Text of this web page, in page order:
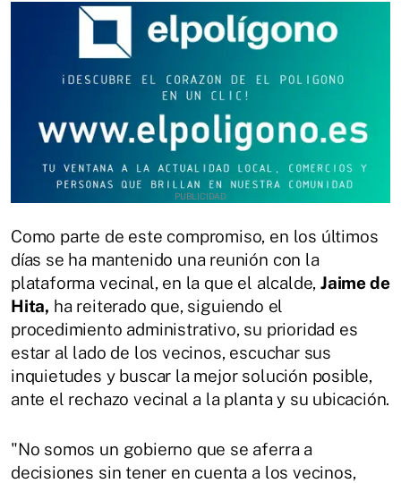
Como parte de este compromiso, en los últimos
días se ha mantenido una reunión con la
plataforma vecinal, en la que el alcalde,Jaime de
Hita, ha reiterado que, siguiendo el
procedimiento administrativo, su prioridad es
estar al lado de los vecinos, escuchar sus
inquietudes y buscar la mejor solución posible,
ante el rechazo vecinal a la planta y su ubicación.
"No somos un gobierno que se aferra a
decisiones sin tener en cuenta a los vecinos,